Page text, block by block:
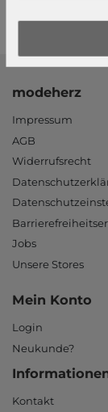
modeherz
Impressum
AGB
Widerrufsrecht
Jobs
Unsere Stores
Mein Konto
Login
Neukunde?
Kontakt